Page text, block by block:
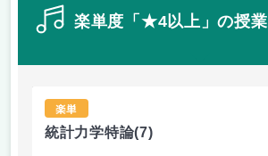
楽単度「★4以上」の授業
楽単
統計力学特論(7)